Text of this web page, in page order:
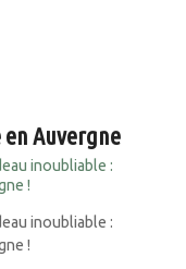
en Auvergne
inoubliable :
!
inoubliable :
!